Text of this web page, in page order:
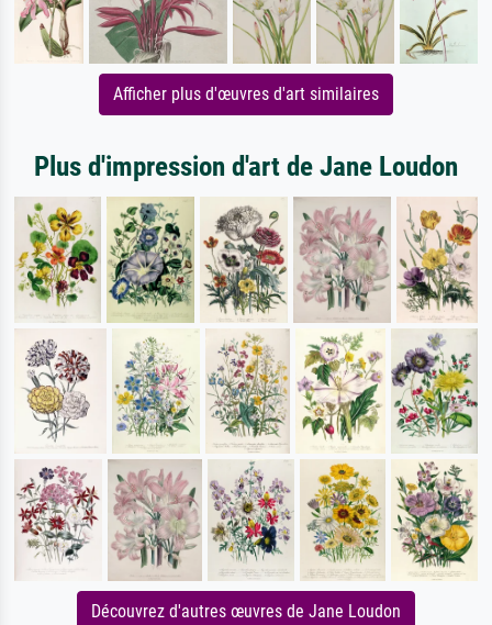
Afficher plus d'œuvres d'art similaires
Plus d'impression d'art de Jane Loudon
Découvrez d'autres œuvres de Jane Loudon